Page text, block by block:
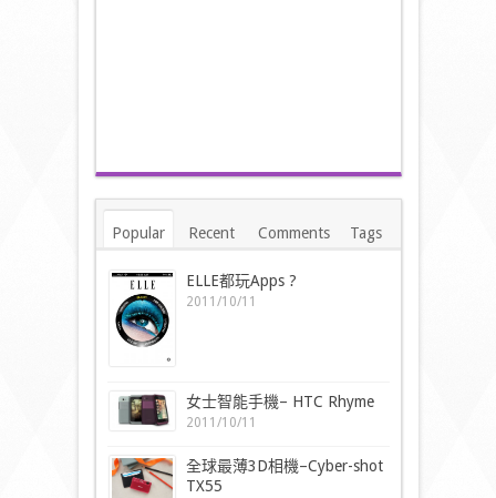
Popular Recent Comments Tags
ELLE都玩Apps ?
2011/10/11
女士智能手機– HTC Rhyme
2011/10/11
全球最薄3D相機–Cyber-shot
TX55